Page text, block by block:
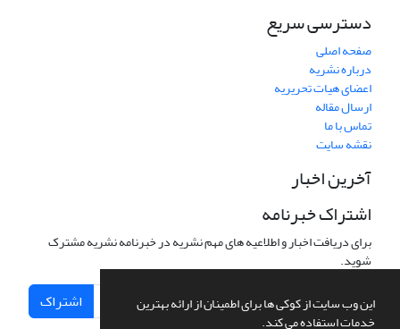
این وب سایت از کوکی ها برای اطمینان از ارائه بهترین
خدمات استفاده می کند.
دسترسی سریع
صفحه اصلی
درباره نشریه
اعضای هیات تحریریه
ارسال مقاله
تماس با ما
نقشه سایت
آخرین اخبار
اشتراک خبرنامه
برای دریافت اخبار و اطلاعیه های مهم نشریه در خبرنامه نشریه مشترک
شوید.
اشتراک